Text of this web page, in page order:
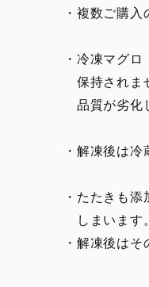
・複数ご購
・冷凍マグ
保持されま
品質が劣化
・解凍後は
・たたきも
しまいます
・解凍後は